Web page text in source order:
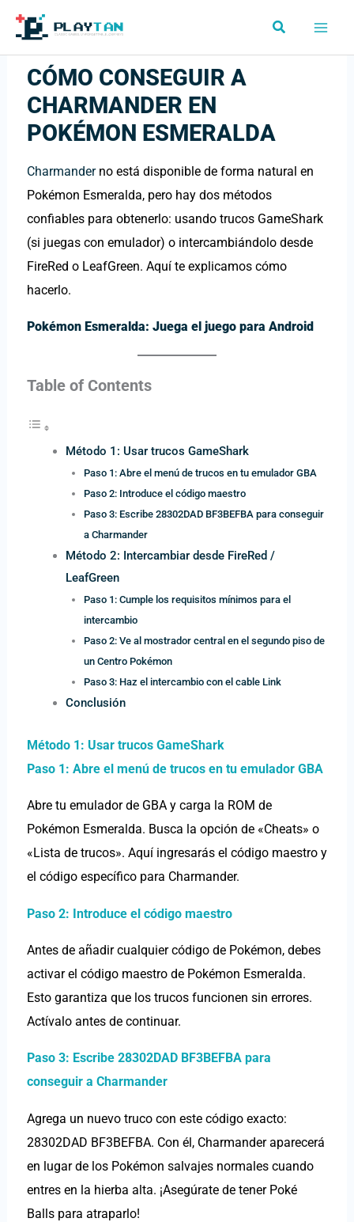
contenido
Buscar
CÓMO CONSEGUIR A
CHARMANDER EN
POKÉMON ESMERALDA
Charmander no está disponible de forma natural en
Pokémon Esmeralda, pero hay dos métodos
confiables para obtenerlo: usando trucos GameShark
(si juegas con emulador) o intercambiándolo desde
FireRed o LeafGreen. Aquí te explicamos cómo
hacerlo.
Pokémon Esmeralda: Juega el juego para Android
Table of Contents
Método 1: Usar trucos GameShark
Paso 1: Abre el menú de trucos en tu emulador GBA
Paso 2: Introduce el código maestro
Paso 3: Escribe 28302DAD BF3BEFBA para conseguir
a Charmander
Método 2: Intercambiar desde FireRed /
LeafGreen
Paso 1: Cumple los requisitos mínimos para el
intercambio
Paso 2: Ve al mostrador central en el segundo piso de
un Centro Pokémon
Paso 3: Haz el intercambio con el cable Link
Conclusión
Método 1: Usar trucos GameShark
Paso 1: Abre el menú de trucos en tu emulador GBA
Abre tu emulador de GBA y carga la ROM de
Pokémon Esmeralda. Busca la opción de «Cheats» o
«Lista de trucos». Aquí ingresarás el código maestro y
el código específico para Charmander.
Paso 2: Introduce el código maestro
Antes de añadir cualquier código de Pokémon, debes
activar el código maestro de Pokémon Esmeralda.
Esto garantiza que los trucos funcionen sin errores.
Actívalo antes de continuar.
Paso 3: Escribe 28302DAD BF3BEFBA para
conseguir a Charmander
Agrega un nuevo truco con este código exacto:
28302DAD BF3BEFBA. Con él, Charmander aparecerá
en lugar de los Pokémon salvajes normales cuando
entres en la hierba alta. ¡Asegúrate de tener Poké
Balls para atraparlo!